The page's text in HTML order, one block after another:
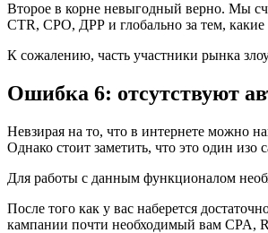
Второе в корне невыгодный верно. Мы
CTR, CPO, ДРР и глобально за тем, какие
К сожалению, часть участники рынка
Ошибка 6: отсутствуют
Невзирая на то, что в интернете можно
Однако стоит заметить, что это один
Для работы с данным функционалом
После того как у вас наберется
кампании почти необходимый вам CPA,